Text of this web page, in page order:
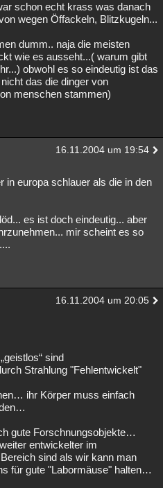
schon echt krass was danach
wegen Öffackeln, Blitzkugeln...
dumm.. naja die meisten
wie es ausseht...( warum gibt
obwohl es so eindeutig ist das
das die dinger von
menschen stammen)
16.11.2004 um 19:54
in europa schlauer als die in den
es ist doch eindeutig... aber
mir scheint es so
16.11.2004 um 20:05
sind
Strahlung "Fehlentwickelt"
ihr Körper muss einfach
gute Forschnungsobjekte…
entwickelter im
sind als wir kann man
für gute "Labormäuse" halten…